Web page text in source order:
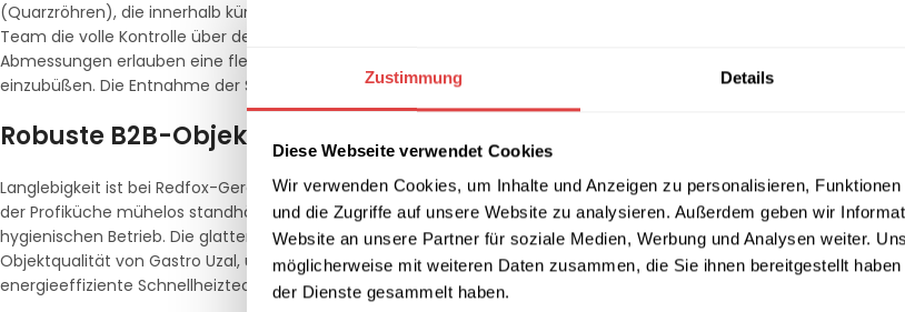
Zustimmung Details
Diese Webseite verwendet Cookies
Wir verwenden Cookies, um Inhalte und Anzeigen zu personalisieren,
und die Zugriffe auf unsere Website zu analysieren. Außerdem geben wir
Website an unsere Partner für soziale Medien, Werbung und Analysen weiter.
möglicherweise mit weiteren Daten zusammen, die Sie ihnen bereitgestellt
der Dienste gesammelt haben.
(Quarzröhren), die innerhalb kürzester Zeit die benötigte Betriebstemperatur erreichen. Dank der integrierten
Team die volle Kontrolle über den Garprozess, während das Gerät für eine absolut gleichmäßige Hitzeverteilung
Abmessungen erlauben eine flexible Platzierung selbst in kleinen Küchen oder hinter dem Tresen, ohne dabei an
einzubüßen. Die Entnahme der Speisen erfolgt sicher und komfortabel über die stabilen Einschübe.
Robuste B2B-Objektqualität und einfache Reinigung
Langlebigkeit ist bei Redfox-Geräten Standard. Das Gehäuse des SO 4 ist so konstruiert, dass es den täglichen
der Profiküche mühelos standhält. Eine herausnehmbare Krümelschublade erleichtert die tägliche Reinigung und
hygienischen Betrieb. Die glatten Edelstahloberflächen lassen sich schnell und gründlich desinfizieren. Investieren
Objektqualität von Gastro Uzal, um Ihre Kapazitäten in der Snack-Zubereitung nachhaltig zu steigern und
energieeffiziente Schnellheiztechnik zu minimieren.